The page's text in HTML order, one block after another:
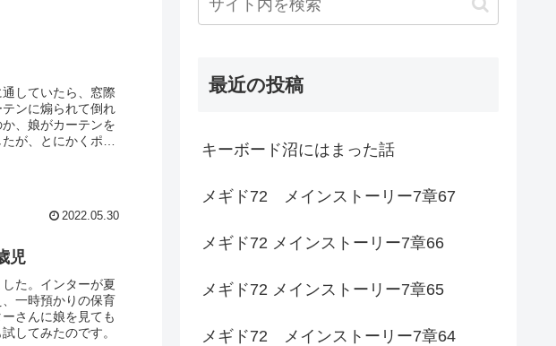
していたら、窓際
ンに煽られて倒れ
、娘がカーテンを
が、とにかくポー
2022.05.30
児
た。インターが夏
一時預かりの保育
さんに娘を見ても
してみたのです。
最近の投稿
キーボード沼にはまった話
メギド72 メインストーリー7章67
メギド72 メインストーリー7章66
メギド72 メインストーリー7章65
メギド72 メインストーリー7章64